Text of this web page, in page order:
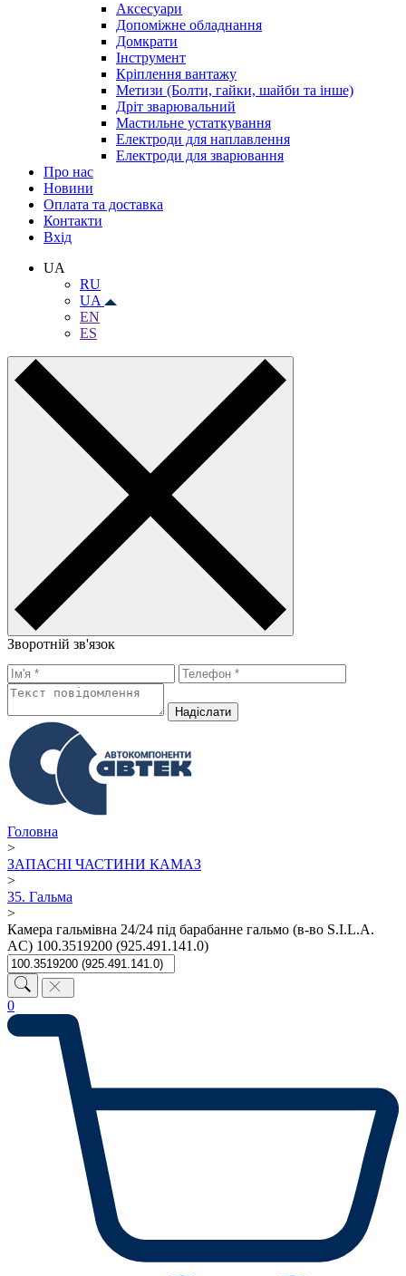
Аксесуари
Допоміжне обладнання
Домкрати
Інструмент
Кріплення вантажу
Метизи (Болти, гайки, шайби та інше)
Дріт зварювальний
Мастильне устаткування
Електроди для наплавлення
Електроди для зварювання
Про нас
Новини
Оплата та доставка
Контакти
Вхiд
UA
RU
UA
EN
ES
Зворотній зв'язок
Надiслати
Головна
>
ЗАПАСНІ ЧАСТИНИ КАМАЗ
>
35. Гальма
>
Камера гальмівна 24/24 під барабанне гальмо (в-во S.I.L.A.
AC) 100.3519200 (925.491.141.0)
0